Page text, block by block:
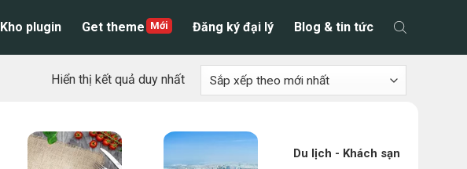
Kho plugin Get theme Đăng ký đại lý Blog & tin tức
Hiển thị kết quả duy nhất
Du lịch - Khách sạn